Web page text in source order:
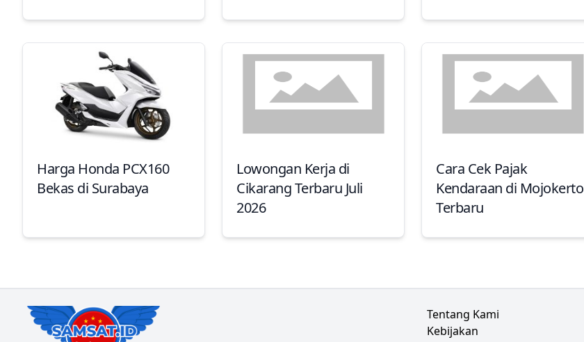
Harga Honda PCX160
Bekas di Surabaya
Lowongan Kerja di
Cikarang Terbaru Juli
2026
Cara Cek Pajak
Kendaraan di Mojokerto
Terbaru
Tentang Kami
Kebijakan